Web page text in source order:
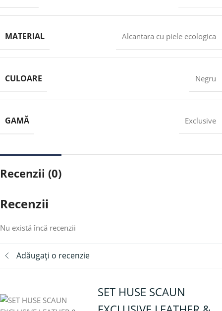
MATERIAL Alcantara cu piele ecologica
CULOARE Negru
GAMĂ Exclusive
Recenzii (0)
Recenzii
Nu există încă recenzii
Adăugați o recenzie
SET HUSE SCAUN